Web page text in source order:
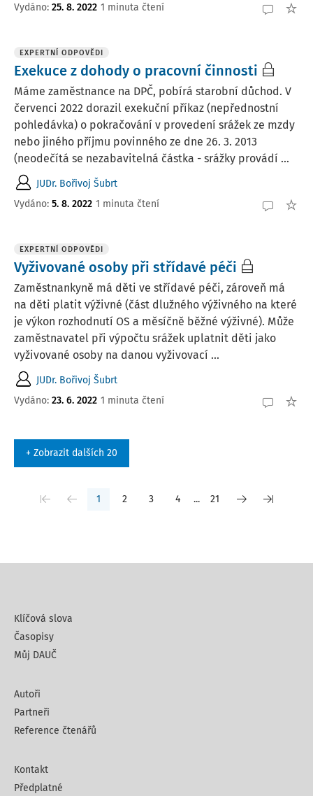
Vydáno: 25. 8. 2022 1 minuta čtení
EXPERTNÍ ODPOVĚDI
Exekuce z dohody o pracovní činnosti
Máme zaměstnance na DPČ, pobírá starobní důchod. V
červenci 2022 dorazil exekuční příkaz (nepřednostní
pohledávka) o pokračování v provedení srážek ze mzdy
nebo jiného příjmu povinného ze dne 26. 3. 2013
(neodečítá se nezabavitelná částka - srážky provádí ...
JUDr. Bořivoj Šubrt
Vydáno: 5. 8. 2022 1 minuta čtení
EXPERTNÍ ODPOVĚDI
Vyživované osoby při střídavé péči
Zaměstnankyně má děti ve střídavé péči, zároveň má
na děti platit výživné (část dlužného výživného na které
je výkon rozhodnutí OS a měsíčně běžné výživné). Může
zaměstnavatel při výpočtu srážek uplatnit děti jako
vyživované osoby na danou vyživovací ...
JUDr. Bořivoj Šubrt
Vydáno: 23. 6. 2022 1 minuta čtení
+ Zobrazit dalších 20
1 2 3 4 ... 21
Klíčová slova
Časopisy
Můj DAUČ
Autoři
Partneři
Reference čtenářů
Kontakt
Předplatné